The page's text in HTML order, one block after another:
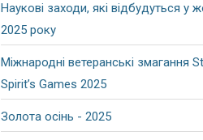
Наукові заходи, які відбудуться у
2025 року
Міжнародні ветеранські змагання
Spirit’s Games 2025
Золота осінь - 2025